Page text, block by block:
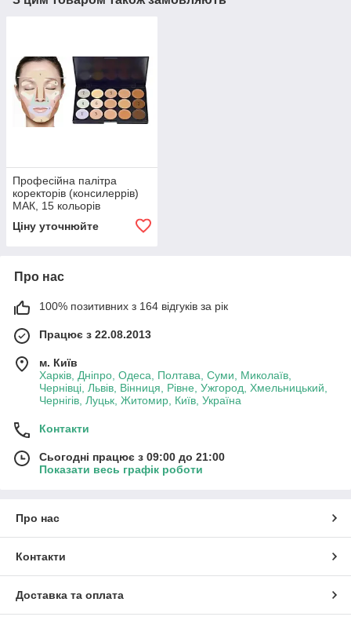
Професійна палітра
коректорів (консилеррів)
МАК, 15 кольорів
Ціну уточнюйте
Про нас
100% позитивних з 164 відгуків за рік
Працює з 22.08.2013
м. Київ
Харків, Дніпро, Одеса, Полтава, Суми, Миколаїв,
Чернівці, Львів, Вінниця, Рівне, Ужгород, Хмельницький,
Чернігів, Луцьк, Житомир, Київ, Україна
Контакти
Сьогодні працює з 09:00 до 21:00
Показати весь графік роботи
Про нас
Контакти
Доставка та оплата